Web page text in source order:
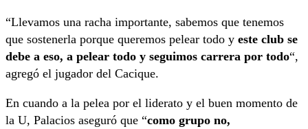
“Llevamos una racha importante, sabemos que tenemos
que sostenerla porque queremos pelear todo y este club se
debe a eso, a pelear todo y seguimos carrera por todo“,
agregó el jugador del Cacique.
En cuando a la pelea por el liderato y el buen momento de
la U, Palacios aseguró que “como grupo no,